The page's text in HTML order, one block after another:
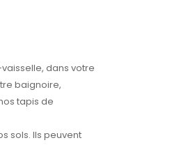
dans votre
baignoire,
tapis de
sols. Ils peuvent